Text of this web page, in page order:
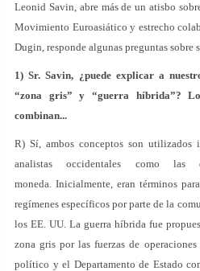
Leonid Savin, abre más de un atisbo
Movimiento Euroasiático y estrecho
Dugin, responde algunas preguntas sobre
1) Sr. Savin, ¿puede explicar a
“zona gris” y “guerra híbrida”?
combinan...
R) Sí, ambos conceptos son
analistas occidentales como
moneda. Inicialmente, eran términos
regímenes específicos por parte de la
los EE. UU. La guerra híbrida fue
zona gris por las fuerzas de
político y el Departamento de Estado